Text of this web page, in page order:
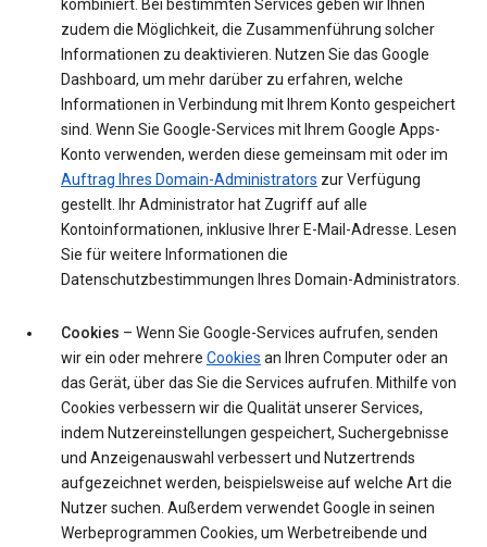
kombiniert. Bei bestimmten Services geben wir Ihnen
zudem die Möglichkeit, die Zusammenführung solcher
Informationen zu deaktivieren. Nutzen Sie das Google
Dashboard, um mehr darüber zu erfahren, welche
Informationen in Verbindung mit Ihrem Konto gespeichert
sind. Wenn Sie Google-Services mit Ihrem Google Apps-
Konto verwenden, werden diese gemeinsam mit oder im
Auftrag Ihres Domain-Administrators zur Verfügung
gestellt. Ihr Administrator hat Zugriff auf alle
Kontoinformationen, inklusive Ihrer E-Mail-Adresse. Lesen
Sie für weitere Informationen die
Datenschutzbestimmungen Ihres Domain-Administrators.
Cookies – Wenn Sie Google-Services aufrufen, senden
wir ein oder mehrere Cookies an Ihren Computer oder an
das Gerät, über das Sie die Services aufrufen. Mithilfe von
Cookies verbessern wir die Qualität unserer Services,
indem Nutzereinstellungen gespeichert, Suchergebnisse
und Anzeigenauswahl verbessert und Nutzertrends
aufgezeichnet werden, beispielsweise auf welche Art die
Nutzer suchen. Außerdem verwendet Google in seinen
Werbeprogrammen Cookies, um Werbetreibende und